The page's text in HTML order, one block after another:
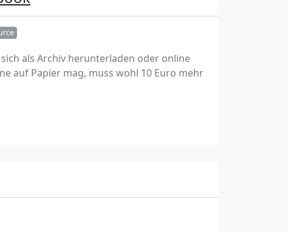
als Archiv herunterladen oder online
auf Papier mag, muss wohl 10 Euro mehr